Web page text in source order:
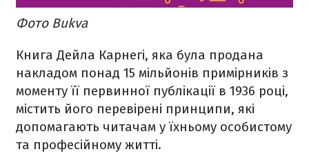
Фото Bukva
Книга Дейла Карнегі, яка була продана
накладом понад 15 мільйонів примірників з
моменту її первинної публікації в 1936 році,
містить його перевірені принципи, які
допомагають читачам у їхньому особистому
та професійному житті.